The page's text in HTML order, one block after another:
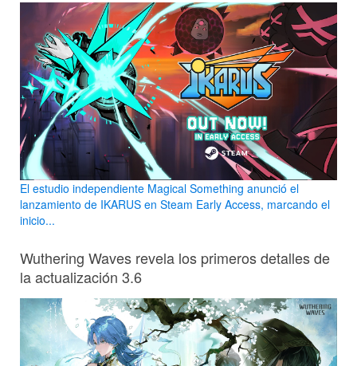
El estudio independiente Magical Something anunció el
lanzamiento de IKARUS en Steam Early Access, marcando el
inicio...
Wuthering Waves revela los primeros detalles de
la actualización 3.6